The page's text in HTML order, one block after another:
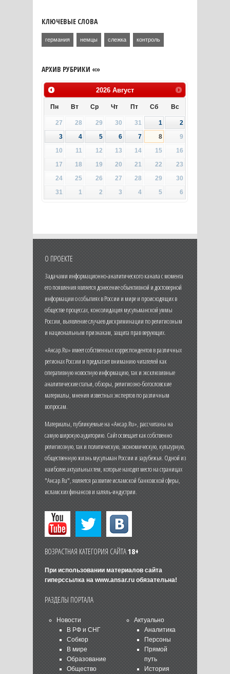
КЛЮЧЕВЫЕ СЛОВА
германия немцы слежка контроль
АРХИВ РУБРИКИ «»
2026 Август
Пн Вт Ср Чт Пт Сб Вс
27 28 29 30 31 1
2
3
4 5 6 7 8
9
10
11 12 13 14 15
16
17
18 19 20 21 22
23
24
25 26 27 28 29
30
31
1 2 3 4 5 6
О ПРОЕКТЕ
Задачами информационно-аналитического канала с момента
его появления является донесение объективной и достоверной
информации о событиях в России и мире и происходящих в
обществе процессах, консолидация мусульманской уммы
России, выявление случаев дискриминации по религиозным
и национальным признакам, защита прав верующих.
«Ансар.Ru» имеет собственных корреспондентов в различных
регионах России и предлагает вниманию читателей как
оперативную новостную информацию, так и эксклюзивные
аналитические статьи, обзоры, религиозно-богословские
материалы, мнения известных экспертов по различным
вопросам.
Материалы, публикуемые на «Ансар.Ru», рассчитаны на
самую широкую аудиторию. Сайт освещает как собственно
религиозную, так и политическую, экономическую, культурную,
общественную жизнь мусульман России и зарубежья. Одной из
наиболее актуальных тем, которые находят место на страницах
"Ансар.Ru", является развитие исламской банковской сферы,
исламских финансов и халяль-индустрии.
ВОЗРАСТНАЯ КАТЕГОРИЯ САЙТА18+
При использовании материалов сайта
гиперссылка на www.ansar.ruобязательна!
РАЗДЕЛЫ ПОРТАЛА
Новости
В РФ и СНГ
Собкор
В мире
Образование
Общество
Актуально
Аналитика
Персоны
Прямой
путь
История